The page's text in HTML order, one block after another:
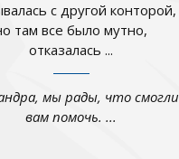
с другой конторой,
там все было мутно,
отказалась ...
мы рады, что смогли
вам помочь. ...